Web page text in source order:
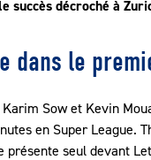
succès décroché à
dans le
Sow et Kevin
en Super League.
seul devant